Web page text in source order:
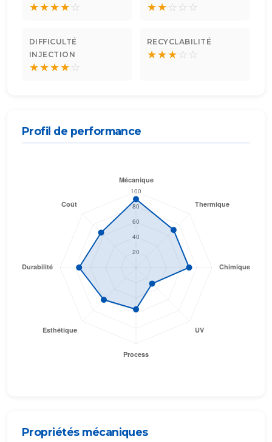
★★★★☆ ★★☆ ☆ ☆
DIFFICULTÉ
INJECTION
★★★★☆
RECYCLABILITÉ
★★★☆ ☆
Profil de performance
Propriétés mécaniques